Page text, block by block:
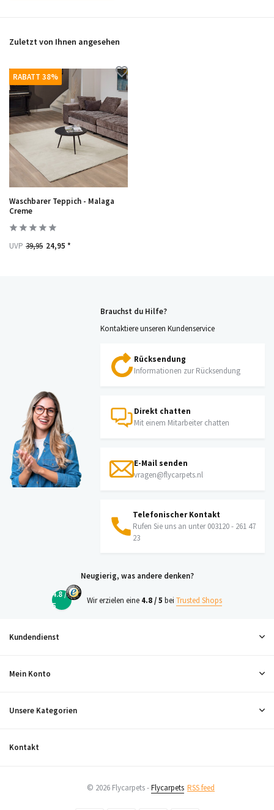
Zuletzt von Ihnen angesehen
RABATT 38%
Waschbarer Teppich - Malaga
Creme
UVP 39,95 24,95 *
Brauchst du Hilfe?
Kontaktiere unseren Kundenservice
Rücksendung
Informationen zur Rücksendung
Direkt chatten
Mit einem Mitarbeiter chatten
E-Mail senden
vragen@flycarpets.nl
Telefonischer Kontakt
Rufen Sie uns an unter 003120 - 261 47
23
Neugierig, was andere denken?
4.8 /
5
Wir erzielen eine 4.8 / 5 bei Trusted Shops
Kundendienst
Mein Konto
Unsere Kategorien
Kontakt
© 2026 Flycarpets -Flycarpets RSS feed